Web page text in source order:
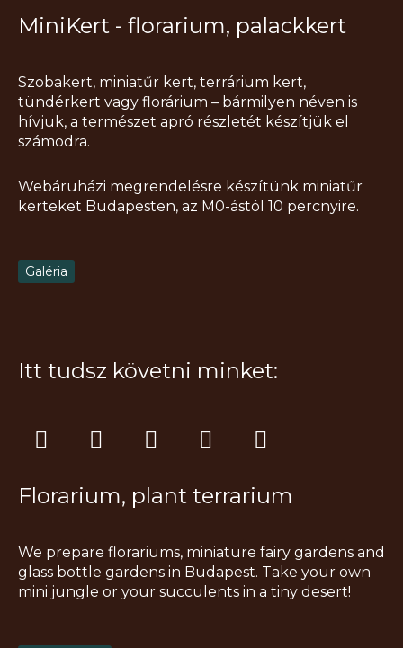
MiniKert - florarium, palackkert
Szobakert, miniatűr kert, terrárium kert,
tündérkert vagy florárium – bármilyen néven is
hívjuk, a természet apró részletét készítjük el
számodra.
Webáruházi megrendelésre készítünk miniatűr
kerteket Budapesten, az M0-ástól 10 percnyire.
Galéria
Itt tudsz követni minket:
I
n
t
g
r
a
F
a
e
o
o
k
T
i
t
k
Y
o
t
b
e
P
i
t
r
e
s
Florarium, plant terrarium
We prepare florariums, miniature fairy gardens and
glass bottle gardens in Budapest. Take your own
mini jungle or your succulents in a tiny desert!